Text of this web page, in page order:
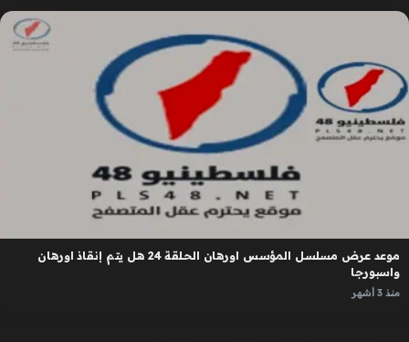
موعد عرض مسلسل المؤسس اورهان الحلقة 24 هل يتم إنقاذ اورهان
واسبورجا
منذ 3 أشهر